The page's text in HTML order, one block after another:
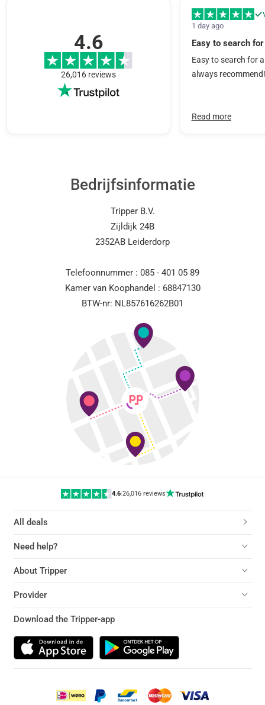
4.6
26,016 reviews
1 day ago
Easy to search
Easy to search for
always recommend!
Read more
Bedrijfsinformatie
Tripper B.V.
Zijldijk 24B
2352AB Leiderdorp
Telefoonnummer : 085 - 401 05 89
Kamer van Koophandel : 68847130
BTW-nr: NL857616262B01
4.6| 26,016 reviews
All deals
Need help?
About Tripper
Provider
Download the Tripper-app